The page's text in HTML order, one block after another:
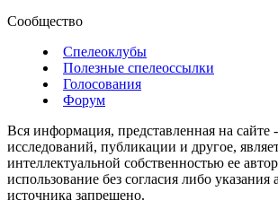
Сообщество
Спелеоклубы
Полезные спелеоссылки
Голосования
Форум
Вся информация, представленная на сайте
исследований, публикации и другое,
интеллектуальной собственностью ее
использование без согласия либо указания
источника запрещено.